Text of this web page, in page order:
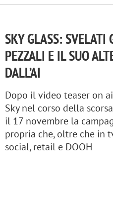
SKY GLASS: SVELATI
PEZZALI E IL SUO
DALL’AI
Dopo il video teaser on
Sky nel corso della
il 17 novembre la
propria che, oltre che in
social, retail e DOOH